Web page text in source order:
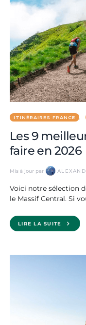
ITINÉRAIRES FRANCE
Les 9
faire en 2026
Mis à jour par
Voici notre sélection
le Massif Central. Si
LIRE LA SUITE